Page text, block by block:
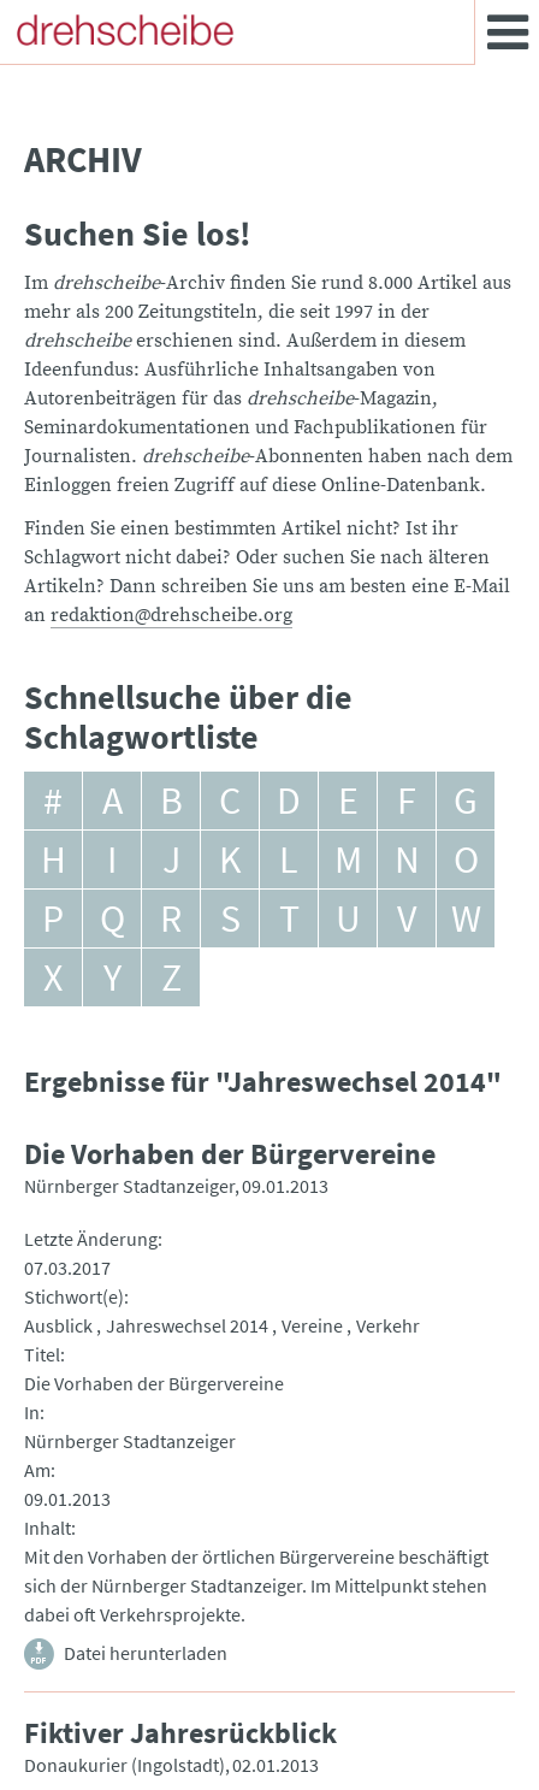
ARCHIV
Suchen Sie los!
Im drehscheibe-Archiv finden Sie rund 8.000 Artikel aus
mehr als 200 Zeitungstiteln, die seit 1997 in der
drehscheibeerschienen sind. Außerdem in diesem
Ideenfundus: Ausführliche Inhaltsangaben von
Autorenbeiträgen für das drehscheibe-Magazin,
Seminardokumentationen und Fachpublikationen für
Journalisten. drehscheibe-Abonnenten haben nach dem
Einloggen freien Zugriff auf diese Online-Datenbank.
Finden Sie einen bestimmten Artikel nicht? Ist ihr
Schlagwort nicht dabei? Oder suchen Sie nach älteren
Artikeln? Dann schreiben Sie uns am besten eine E-Mail
an redaktion@drehscheibe.org
Schnellsuche über die
Schlagwortliste
# A B C D E F
G
H
I J K L M N
O
P
Q R S T U V
W
X
Y Z
Ergebnisse für "Jahreswechsel 2014"
Die Vorhaben der Bürgervereine
Nürnberger Stadtanzeiger 09.01.2013
Letzte Änderung
07.03.2017
Stichwort(e)
Ausblick Jahreswechsel 2014 Vereine Verkehr
Titel
Die Vorhaben der Bürgervereine
In
Nürnberger Stadtanzeiger
Am
09.01.2013
Inhalt
Mit den Vorhaben der örtlichen Bürgervereine beschäftigt
sich der Nürnberger Stadtanzeiger. Im Mittelpunkt stehen
dabei oft Verkehrsprojekte.
Datei herunterladen
Fiktiver Jahresrückblick
Donaukurier (Ingolstadt) 02.01.2013